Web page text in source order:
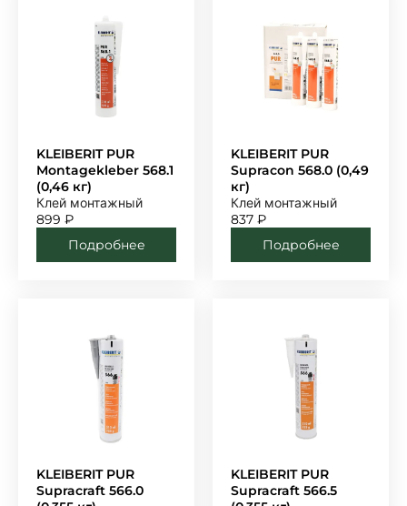
KLEIBERIT PUR
Montagekleber 568.1
(0,46 кг)
Клей монтажный
899 ₽
Подробнее
KLEIBERIT PUR
Supracon 568.0 (0,49
кг)
Клей монтажный
837 ₽
Подробнее
KLEIBERIT PUR
Supracraft 566.0
KLEIBERIT PUR
Supracraft 566.5